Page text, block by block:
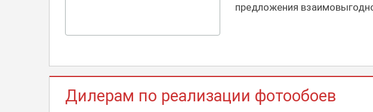
предложения
КОММЕРЧЕСКИЕ
ПРЕДЛОЖЕНИЯ,
СОТРУДНИЧЕСТВО
Дилерам по реализации фотообоев